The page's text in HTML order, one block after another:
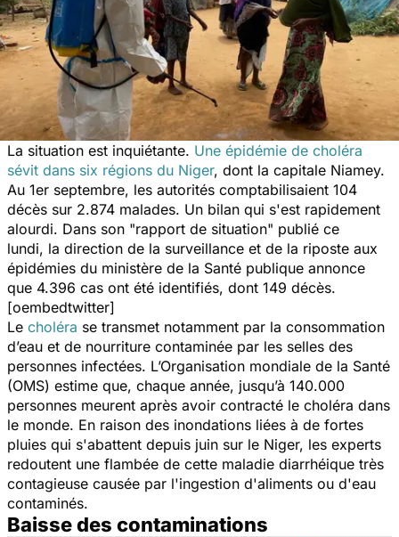
La situation est inquiétante. Une épidémie de choléra
sévit dans six régions du Niger, dont la capitale Niamey.
Au 1er septembre, les autorités comptabilisaient 104
décès sur 2.874 malades. Un bilan qui s'est rapidement
alourdi. Dans son "rapport de situation" publié ce
lundi, la direction de la surveillance et de la riposte aux
épidémies du ministère de la Santé publique annonce
que 4.396 cas ont été identifiés, dont 149 décès.
[oembedtwitter]
Le choléra se transmet notamment par la consommation
d’eau et de nourriture contaminée par les selles des
personnes infectées. L’Organisation mondiale de la Santé
(OMS) estime que, chaque année, jusqu’à 140.000
personnes meurent après avoir contracté le choléra dans
le monde. En raison des inondations liées à de fortes
pluies qui s'abattent depuis juin sur le Niger, les experts
redoutent une flambée de cette maladie diarrhéique très
contagieuse causée par l'ingestion d'aliments ou d'eau
contaminés.
Baisse des contaminations